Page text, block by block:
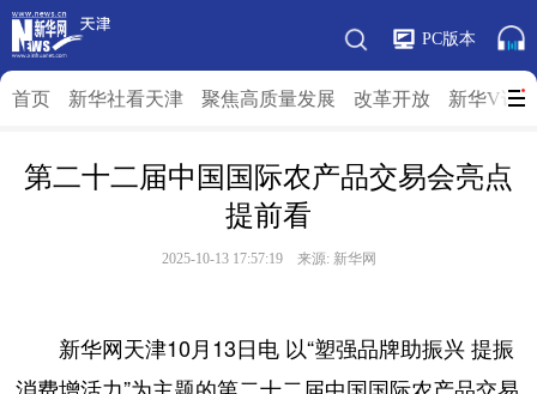
PC版本
首页 新华社看天津 聚焦高质量发展 改革开放 新华V访
第二十二届中国国际农产品交易会亮点
提前看
2025-10-13 17:57:19 来源: 新华网
新华网天津10月13日电 以“塑强品牌助振兴 提振